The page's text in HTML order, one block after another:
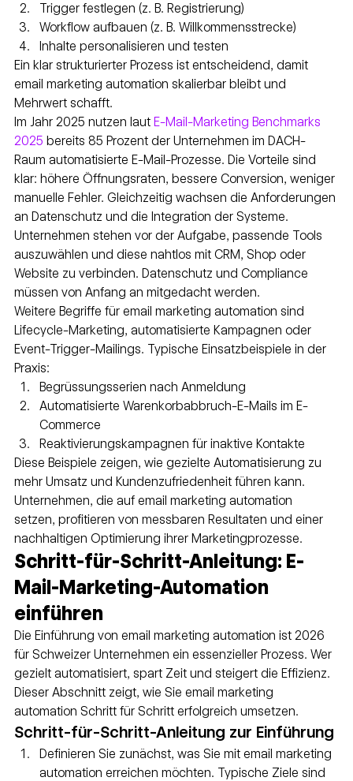
Trigger festlegen (z. B. Registrierung)
Workflow aufbauen (z. B. Willkommensstrecke)
Inhalte personalisieren und testen
Ein klar strukturierter Prozess ist entscheidend, damit
email marketing automation skalierbar bleibt und
Mehrwert schafft.
Im Jahr 2025 nutzen laut E-Mail-Marketing Benchmarks
2025 bereits 85 Prozent der Unternehmen im DACH-
Raum automatisierte E-Mail-Prozesse. Die Vorteile sind
klar: höhere Öffnungsraten, bessere Conversion, weniger
manuelle Fehler. Gleichzeitig wachsen die Anforderungen
an Datenschutz und die Integration der Systeme.
Unternehmen stehen vor der Aufgabe, passende Tools
auszuwählen und diese nahtlos mit CRM, Shop oder
Website zu verbinden. Datenschutz und Compliance
müssen von Anfang an mitgedacht werden.
Weitere Begriffe für email marketing automation sind
Lifecycle-Marketing, automatisierte Kampagnen oder
Event-Trigger-Mailings. Typische Einsatzbeispiele in der
Praxis:
Begrüssungsserien nach Anmeldung
Automatisierte Warenkorbabbruch-E-Mails im E-
Commerce
Reaktivierungskampagnen für inaktive Kontakte
Diese Beispiele zeigen, wie gezielte Automatisierung zu
mehr Umsatz und Kundenzufriedenheit führen kann.
Unternehmen, die auf email marketing automation
setzen, profitieren von messbaren Resultaten und einer
nachhaltigen Optimierung ihrer Marketingprozesse.
Schritt-für-Schritt-Anleitung: E-
Mail-Marketing-Automation
einführen
Die Einführung von email marketing automation ist 2026
für Schweizer Unternehmen ein essenzieller Prozess. Wer
gezielt automatisiert, spart Zeit und steigert die Effizienz.
Dieser Abschnitt zeigt, wie Sie email marketing
automation Schritt für Schritt erfolgreich umsetzen.
Schritt-für-Schritt-Anleitung zur Einführung
Definieren Sie zunächst, was Sie mit email marketing
automation erreichen möchten. Typische Ziele sind